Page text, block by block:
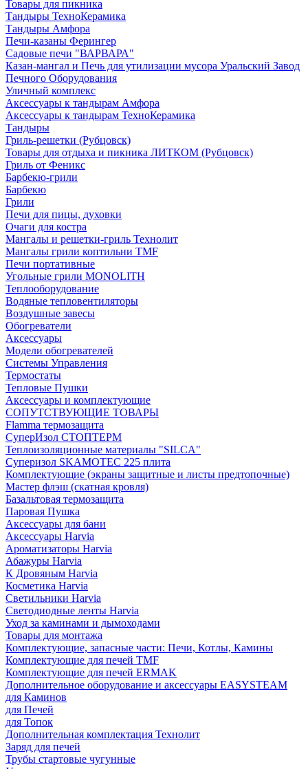
Товары для пикника
Тандыры ТехноКерамика
Тандыры Амфора
Печи-казаны Ферингер
Садовые печи "ВАРВАРА"
Казан-мангал и Печь для утилизации мусора Уральский Завод
Печного Оборудования
Уличный комплекс
Аксессуары к тандырам Амфора
Аксессуары к тандырам ТехноКерамика
Тандыры
Гриль-решетки (Рубцовск)
Товары для отдыха и пикника ЛИТКОМ (Рубцовск)
Гриль от Феникс
Барбекю-грили
Барбекю
Грили
Печи для пицы, духовки
Очаги для костра
Мангалы и решетки-гриль Технолит
Мангалы грили коптильни TMF
Печи портативные
Угольные грили MONOLITH
Теплооборудование
Водяные тепловентиляторы
Воздушные завесы
Обогреватели
Аксессуары
Модели обогревателей
Системы Управления
Термостаты
Тепловые Пушки
Аксессуары и комплектующие
СОПУТСТВУЮЩИЕ ТОВАРЫ
Flamma термозащита
СуперИзол СТОПТЕРМ
Теплоизоляционные материалы "SILCA"
Суперизол SKAMOTEC 225 плита
Комплектующие (экраны защитные и листы предтопочные)
Мастер флэш (скатная кровля)
Базальтовая термозащита
Паровая Пушка
Аксессуары для бани
Аксессуары Harvia
Ароматизаторы Harvia
Абажуры Harvia
К Дровяным Harvia
Косметика Harvia
Светильники Harvia
Светодиодные ленты Harvia
Уход за каминами и дымоходами
Товары для монтажа
Комплектующие, запасные части: Печи, Котлы, Камины
Комплектующие для печей TMF
Комплектующие для печей ERMAK
Дополнительное оборудование и аксессуары EASYSTEAM
для Каминов
для Печей
для Топок
Дополнительная комплектация Технолит
Заряд для печей
Трубы стартовые чугунные